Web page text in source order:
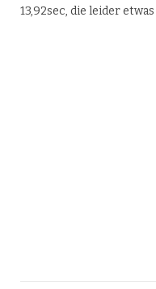
13,92sec, die leider